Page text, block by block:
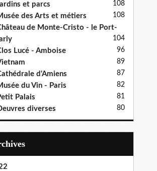
et parcs 108
des Arts et métiers 108
de Monte-Cristo - le Port-
104
Lucé - Amboise 96
89
d'Amiens 87
du Vin - Paris 82
Palais 81
diverses 80